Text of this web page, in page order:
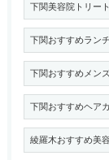
下関美容院トリー
下関おすすめランチ
下関おすすめメン
下関おすすめヘア
綾羅木おすすめ美